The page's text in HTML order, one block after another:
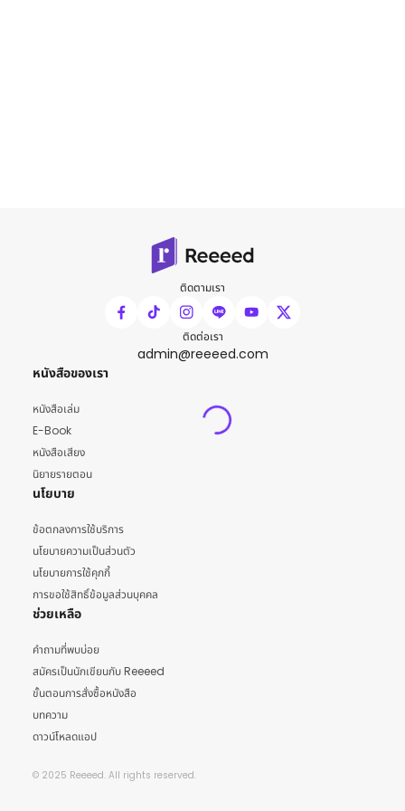
ติดตามเรา
ติดต่อเรา
admin@reeeed.com
หนังสือของเรา
หนังสือเล่ม
E-Book
หนังสือเสียง
นิยายรายตอน
นโยบาย
ข้อตกลงการใช้บริการ
นโยบายความเป็นส่วนตัว
นโยบายการใช้คุกกี้
การขอใช้สิทธิ์ข้อมูลส่วนบุคคล
ช่วยเหลือ
คำถามที่พบบ่อย
สมัครเป็นนักเขียนกับ Reeeed
ขั้นตอนการสั่งซื้อหนังสือ
บทความ
ดาวน์โหลดแอป
© 2025 Reeeed. All rights reserved.